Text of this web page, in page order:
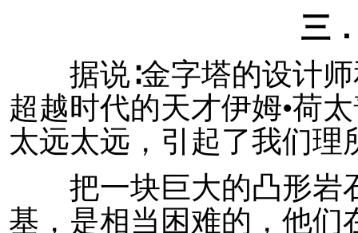
三
据说∶金字塔的设计师
超越时代的天才伊姆•荷
太远太远，引起了我们理
把一块巨大的凸形岩
基，是相当困难的，他们